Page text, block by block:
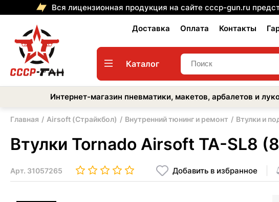
Вся лицензионная продукция на сайте cccp-gun.ru
Доставка Оплата Контакты
Каталог
Интернет-магазин пневматики, макетов, арбалетов и
Главная Airsoft (Страйкбол) Внутренний тюнинг и ремонт Втулки и
Втулки Tornado Airsoft TA-SL8
Арт. 31057265 Добавить в избранное